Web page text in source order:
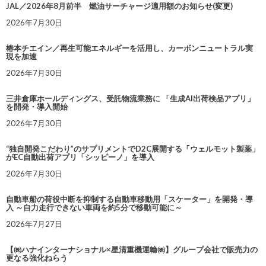
JAL／2026年8月前半 燃油サーチャージ適用額のお知らせ(変更)
2026年7月30日
椿本チエイン／再生可能エネルギーを活用し、カーボンニュートラル実
現を加速
2026年7月30日
三井倉庫ホールディングス、受託物流業務に 「生成AI出荷検品アプリ」
を開発・導入開始
2026年7月30日
“独自開発こだわり”のサプリメントでD2C展開する「ウェルモット製薬」
がEC自動出荷アプリ「シッピーノ」を導入
2026年7月30日
自動車船の荷役中断を抑制する自動車移動用「スケーター」を開発・導
入 ～自力走行できない車両を約5分で移動可能に～
2026年7月27日
【㈱ハナインターナショナル×星清重機運輸㈱】グループ会社で販売力の
更なる強化ねらう